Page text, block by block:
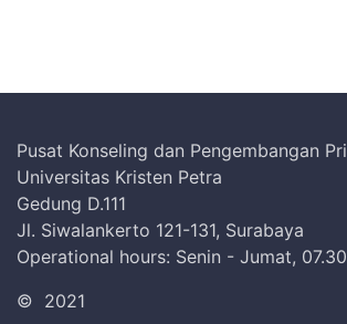
Pusat Konseling dan Pengembangan
Universitas Kristen Petra
Gedung D.111
Jl. Siwalankerto 121-131, Surabaya
Operational hours: Senin - Jumat,
© 2021